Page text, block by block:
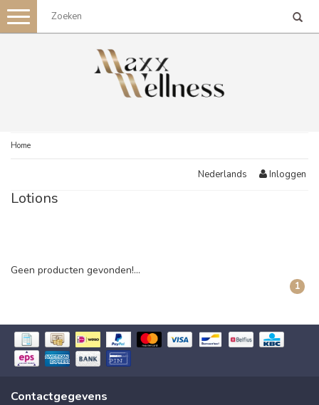
Toggle
navigation
Home
Nederlands Inloggen
Lotions
Geen producten gevonden!...
1
Contactgegevens